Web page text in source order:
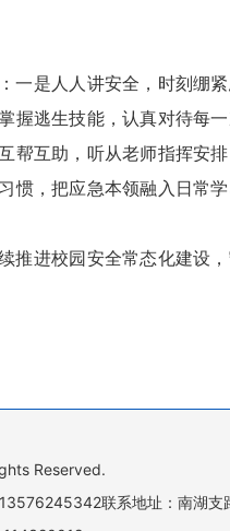
一是人人讲安全，时刻绷
握逃生技能，认真对待每
帮互助，听从老师指挥安
惯，把应急本领融入日常
推进校园安全常态化建设
Reserved.
联系地址：南湖支